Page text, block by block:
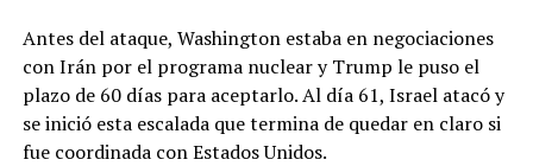
Antes del ataque, Washington estaba en negociaciones
con Irán por el programa nuclear y Trump le puso el
plazo de 60 días para aceptarlo. Al día 61, Israel atacó y
se inició esta escalada que termina de quedar en claro si
fue coordinada con Estados Unidos.